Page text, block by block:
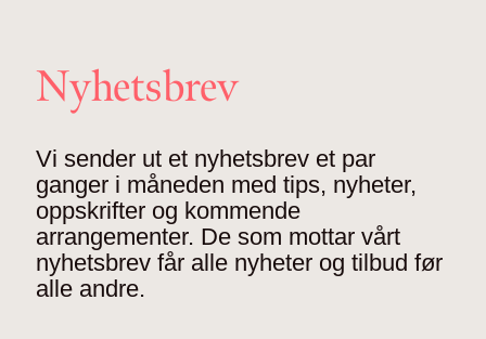
Nyhetsbrev
Vi sender ut et nyhetsbrev et par
ganger i måneden med tips, nyheter,
oppskrifter og kommende
arrangementer. De som mottar vårt
nyhetsbrev får alle nyheter og tilbud før
alle andre.